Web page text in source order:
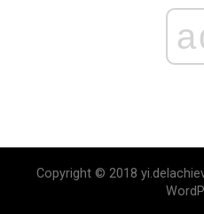
Copyright © 2018